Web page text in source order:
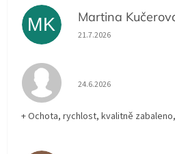
MK Martina
Hodnocení obchodu je 5
21.7.2026
Hodnocení obchodu je 5
24.6.2026
+ Ochota, rychlost, kvalitně zabaleno,